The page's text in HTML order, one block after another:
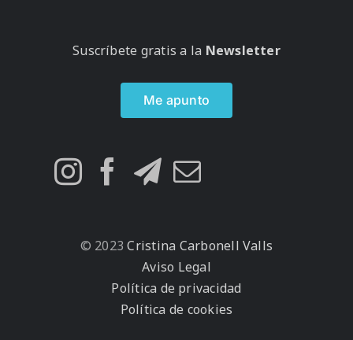
Suscríbete gratis a la Newsletter
Me apunto
© 2023 Cristina Carbonell Valls
Aviso Legal
Política de privacidad
Política de cookies